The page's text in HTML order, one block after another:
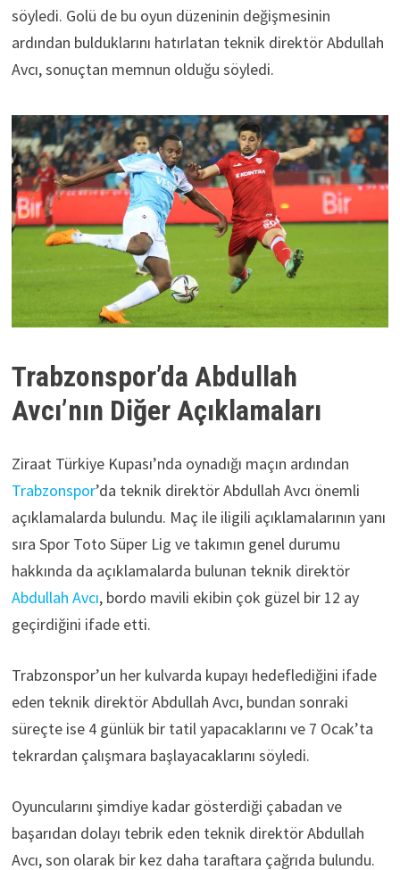
söyledi. Golü de bu oyun düzeninin değişmesinin
ardından bulduklarını hatırlatan teknik direktör Abdullah
Avcı, sonuçtan memnun olduğu söyledi.
Trabzonspor’da Abdullah
Avcı’nın Diğer Açıklamaları
Ziraat Türkiye Kupası’nda oynadığı maçın ardından
Trabzonspor’da teknik direktör Abdullah Avcı önemli
açıklamalarda bulundu. Maç ile iligili açıklamalarının yanı
sıra Spor Toto Süper Lig ve takımın genel durumu
hakkında da açıklamalarda bulunan teknik direktör
Abdullah Avcı, bordo mavili ekibin çok güzel bir 12 ay
geçirdiğini ifade etti.
Trabzonspor’un her kulvarda kupayı hedeflediğini ifade
eden teknik direktör Abdullah Avcı, bundan sonraki
süreçte ise 4 günlük bir tatil yapacaklarını ve 7 Ocak’ta
tekrardan çalışmara başlayacaklarını söyledi.
Oyuncularını şimdiye kadar gösterdiği çabadan ve
başarıdan dolayı tebrik eden teknik direktör Abdullah
Avcı, son olarak bir kez daha taraftara çağrıda bulundu.